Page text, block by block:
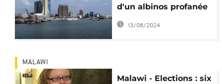
d'un albinos profanée
et son corps emporté
13/08/2024
MALAWI
Malawi - Elections : six